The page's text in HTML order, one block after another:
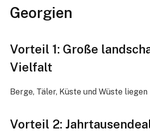
Georgien
Vorteil 1: Große
Vielfalt
Berge, Täler, Küste und Wüste liegen
Vorteil 2: